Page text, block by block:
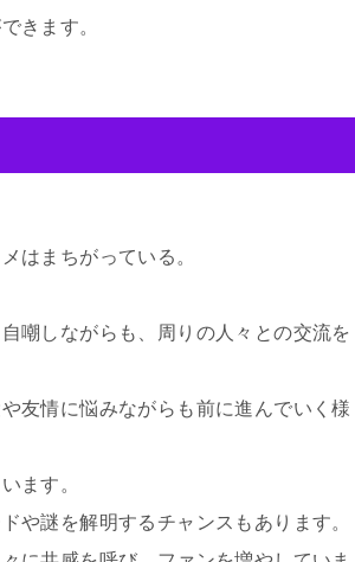
きます。
はまちがっている。
嘲しながらも、周りの人々との交流を
友情に悩みながらも前に進んでいく様
ます。
や謎を解明するチャンスもあります。